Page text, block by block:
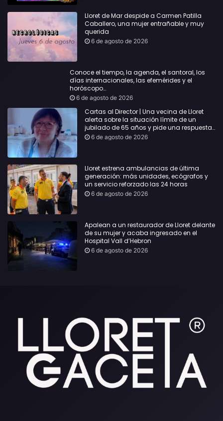
Lloret de Mar despide a Carmen Patilla
Caballero, una mujer entrañable y muy
querida
6 de agosto de 2026
Conoce el tiempo, la agenda, el santoral, los
días internacionales, las efemérides y el
horóscopo…
6 de agosto de 2026
Cartas al Director | Una vecina de Lloret
alerta sobre la situación límite de un
jubilado de 65 años y pide una respuesta
urgente
6 de agosto de 2026
Lloret estrena ambulancias de última
generación: más unidades, ecógrafos y
un servicio reforzado las 24 horas
6 de agosto de 2026
Apalean a un restaurador de Lloret delante
de su mujer y acaba ingresado en el
Hospital Vall d’Hebron
6 de agosto de 2026